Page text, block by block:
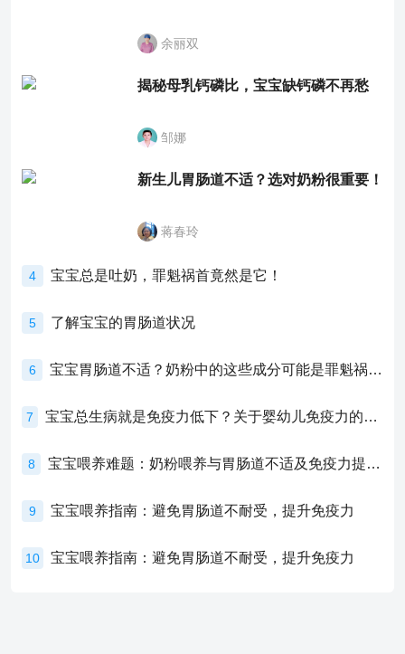
余丽双
揭秘母乳钙磷比，宝宝缺钙磷不再愁
邹娜
新生儿胃肠道不适？选对奶粉很重要！
蒋春玲
4 宝宝总是吐奶，罪魁祸首竟然是它！
5 了解宝宝的胃肠道状况
6 宝宝胃肠道不适？奶粉中的这些成分可能是罪魁祸首！
7 宝宝总生病就是免疫力低下？关于婴幼儿免疫力的真相，家长必须了解！
8 宝宝喂养难题：奶粉喂养与胃肠道不适及免疫力提升的奥秘
9 宝宝喂养指南：避免胃肠道不耐受，提升免疫力
10 宝宝喂养指南：避免胃肠道不耐受，提升免疫力